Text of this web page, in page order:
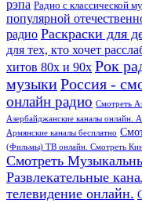
рэпа Радио с классической
популярной
радио Раскраски для
для тех, кто хочет
хитов 80х и 90х Рок
музыкиРоссия -
онлайн радио Смотреть
Азербайджанские каналы онлайн.
Армянские каналы бесплатно
(Фильмы) ТВ онлайн. Смотреть
Смотреть
Развлекательные
телевидение онлайн.